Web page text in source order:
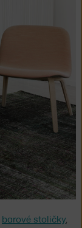
barové stoličky,